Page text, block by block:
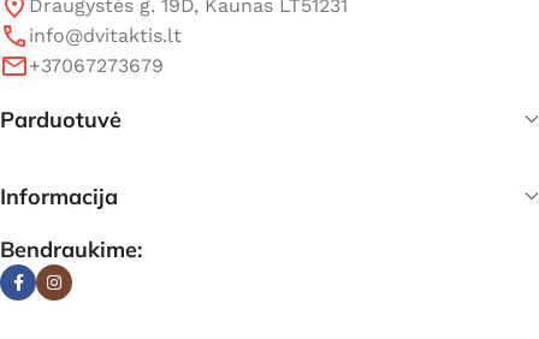
Draugystės g. 19D, Kaunas LT51231
info@dvitaktis.lt
+37067273679
Parduotuvė
Informacija
Bendraukime: